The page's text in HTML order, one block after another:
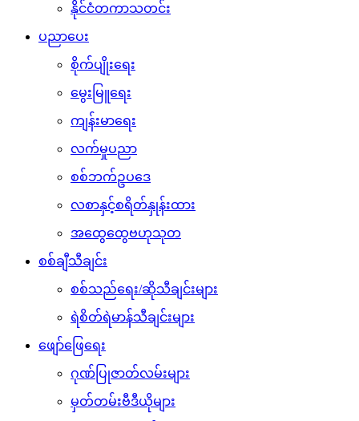
နိုင်ငံတကာသတင်း
ပညာပေး
စိုက်ပျိုးရေး
မွေးမြူရေး
ကျန်းမာရေး
လက်မှုပညာ
စစ်ဘက်ဥပဒေ
လစာနှင့်စရိတ်နှုန်းထား
အထွေထွေဗဟုသုတ
စစ်ချီသီချင်း
စစ်သည်ရေး/ဆိုသီချင်းများ
ရဲစိတ်ရဲမာန်သီချင်းများ
ဖျော်ဖြေရေး
ဂုဏ်ပြုဇာတ်လမ်းများ
မှတ်တမ်းဗီဒီယိုများ